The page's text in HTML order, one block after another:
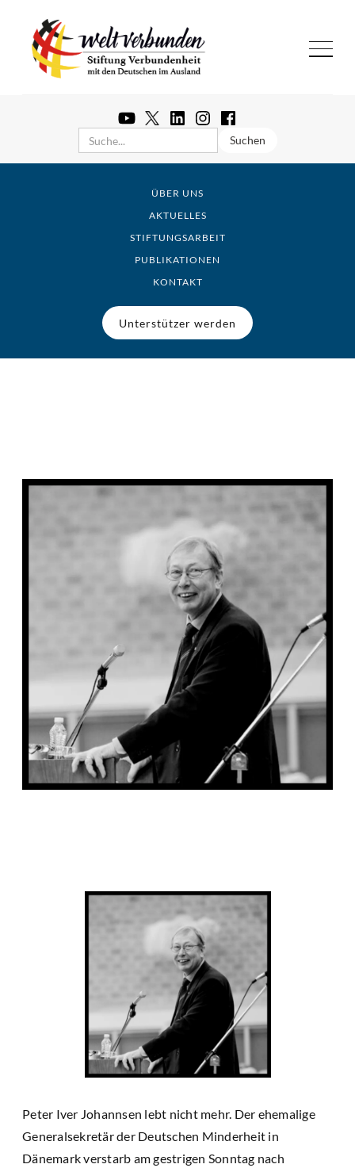
ÜBER UNS
AKTUELLES
STIFTUNGSARBEIT
PUBLIKATIONEN
KONTAKT
Unterstützer werden
Peter Iver Johannsen lebt nicht mehr. Der ehemalige
Generalsekretär der Deutschen Minderheit in
Dänemark verstarb am gestrigen Sonntag nach